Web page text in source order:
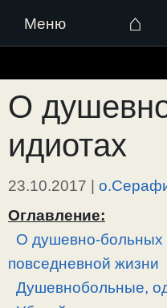
Меню ⌂
к
содержимому
О
идиотах
23.10.2017 |
Оглавление:
О душевно-
повседневной жизни
Душевнобольные,